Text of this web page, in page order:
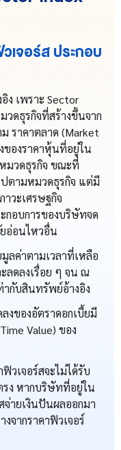
เจอร์ส ประกอบ
ง เพราะ Sector
วดธุรกิจที่สร้างขึ้นจาก
ราคาตลาด (Market
ของราคาหุ้นที่อยู่ใน
มวดธุรกิจ ขณะที่
ตามหมวดธุรกิจ แต่มี
วะเศรษฐกิจ
กอบการของบริษัทจด
อ่อนไหวอื่น
ลค่าตามเวลาที่เหลือ
ลดลงเรื่อย ๆ จน ​ณ
ากับสินทรัพย์อ้างอิง
งของอัตราดอกเบี้ยมี
Value) ของ
วเจอร์สจะไม่ได้รับ
ง หากบริษัทที่อยู่ใน
จ่ายเงินปันผลออกมา
จากราคาฟิวเจอร์